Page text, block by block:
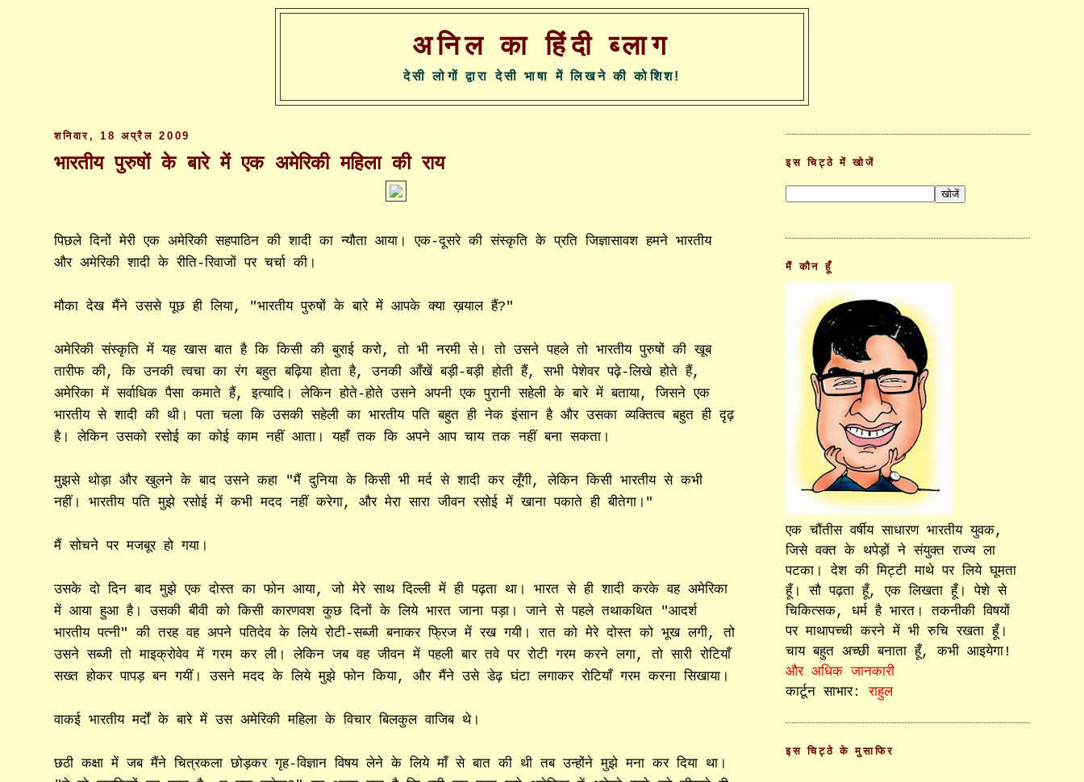
अनिल का हिंदी ब्लाग
देसी लोगों द्वारा देसी भाषा में लिखने की कोशिश!
शनिवार, 18 अप्रैल 2009
भारतीय पुरुषों के बारे में एक अमेरिकी महिला की राय
पिछले दिनों मेरी एक अमेरिकी सहपाठिन की शादी का न्यौता आया। एक-दूसरे की संस्कृति के प्रति जिज्ञासावश हमने भारतीय
और अमेरिकी शादी के रीति-रिवाजों पर चर्चा की।
मौका देख मैंने उससे पूछ ही लिया, "भारतीय पुरुषों के बारे में आपके क्या ख़याल हैं?"
अमेरिकी संस्कृति में यह खास बात है कि किसी की बुराई करो, तो भी नरमी से। तो उसने पहले तो भारतीय पुरुषों की खूब
तारीफ की, कि उनकी त्वचा का रंग बहुत बढ़िया होता है, उनकी आँखें बड़ी-बड़ी होती हैं, सभी पेशेवर पढ़े-लिखे होते हैं,
अमेरिका में सर्वाधिक पैसा कमाते हैं, इत्यादि। लेकिन होते-होते उसने अपनी एक पुरानी सहेली के बारे में बताया, जिसने एक
भारतीय से शादी की थी। पता चला कि उसकी सहेली का भारतीय पति बहुत ही नेक इंसान है और उसका व्यक्तित्व बहुत ही दृढ़
है। लेकिन उसको रसोई का कोई काम नहीं आता। यहाँ तक कि अपने आप चाय तक नहीं बना सकता।
मुझसे थोड़ा और खुलने के बाद उसने कहा "मैं दुनिया के किसी भी मर्द से शादी कर लूँगी, लेकिन किसी भारतीय से कभी
नहीं। भारतीय पति मुझे रसोई में कभी मदद नहीं करेगा, और मेरा सारा जीवन रसोई में खाना पकाते ही बीतेगा।"
मैं सोचने पर मजबूर हो गया।
उसके दो दिन बाद मुझे एक दोस्त का फोन आया, जो मेरे साथ दिल्ली में ही पढ़ता था। भारत से ही शादी करके वह अमेरिका
में आया हुआ है। उसकी बीवी को किसी कारणवश कुछ दिनों के लिये भारत जाना पड़ा। जाने से पहले तथाकथित "आदर्श
भारतीय पत्नी" की तरह वह अपने पतिदेव के लिये रोटी-सब्जी बनाकर फ्रिज में रख गयी। रात को मेरे दोस्त को भूख लगी, तो
उसने सब्जी तो माइक्रोवेव में गरम कर ली। लेकिन जब वह जीवन में पहली बार तवे पर रोटी गरम करने लगा, तो सारी रोटियाँ
सख्त होकर पापड़ बन गयीं। उसने मदद के लिये मुझे फोन किया, और मैंने उसे डेढ़ घंटा लगाकर रोटियाँ गरम करना सिखाया।
वाकई भारतीय मर्दों के बारे में उस अमेरिकी महिला के विचार बिलकुल वाजिब थे।
छठी कक्षा में जब मैंने चित्रकला छोड़कर गृह-विज्ञान विषय लेने के लिये माँ से बात की थी तब उन्होंने मुझे मना कर दिया था।
इस चिट्ठे में खोजें
मैं कौन हूँ
एक चौंतीस वर्षीय साधारण भारतीय युवक,
जिसे वक्त के थपेड़ों ने संयुक्त राज्य ला
पटका। देश की मिट्टी माथे पर लिये घूमता
हूँ। सौ पढ़ता हूँ, एक लिखता हूँ। पेशे से
चिकित्सक, धर्म है भारत। तकनीकी विषयों
पर माथापच्ची करने में भी रुचि रखता हूँ।
चाय बहुत अच्छी बनाता हूँ, कभी आइयेगा!
और अधिक जानकारी
कार्टून साभार:राहुल
इस चिट्ठे के मुसाफिर